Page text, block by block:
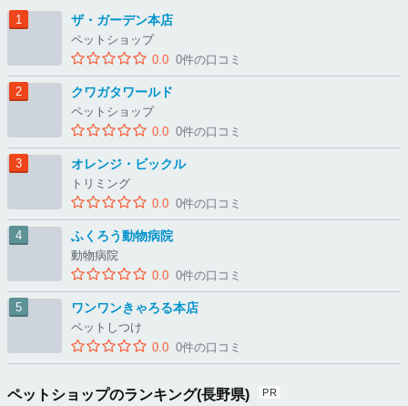
ザ・ガーデン本店
ペットショップ
0.0 0件の口コミ
クワガタワールド
ペットショップ
0.0 0件の口コミ
オレンジ・ビックル
トリミング
0.0 0件の口コミ
ふくろう動物病院
動物病院
0.0 0件の口コミ
ワンワンきゃろる本店
ペットしつけ
0.0 0件の口コミ
ペットショップのランキング(長野県)